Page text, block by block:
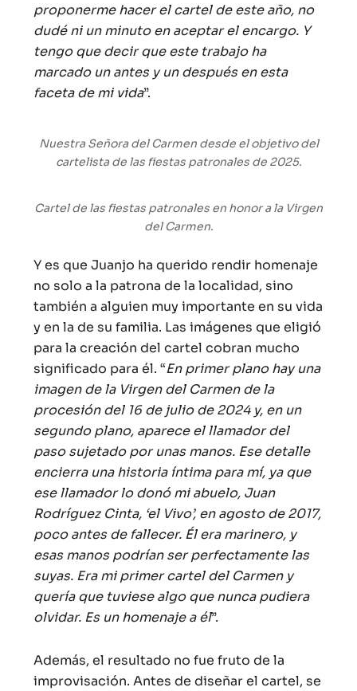
proponerme hacer el cartel de este año, no
dudé ni un minuto en aceptar el encargo. Y
tengo que decir que este trabajo ha
marcado un antes y un después en esta
faceta de mi vida”.
Nuestra Señora del Carmen desde el objetivo del
cartelista de las fiestas patronales de 2025.
Cartel de las fiestas patronales en honor a la Virgen
del Carmen.
Y es que Juanjo ha querido rendir homenaje
no solo a la patrona de la localidad, sino
también a alguien muy importante en su vida
y en la de su familia. Las imágenes que eligió
para la creación del cartel cobran mucho
significado para él. “En primer plano hay una
imagen de la Virgen del Carmen de la
procesión del 16 de julio de 2024 y, en un
segundo plano, aparece el llamador del
paso sujetado por unas manos. Ese detalle
encierra una historia íntima para mí, ya que
ese llamador lo donó mi abuelo, Juan
Rodríguez Cinta, ‘el Vivo’, en agosto de 2017,
poco antes de fallecer. Él era marinero, y
esas manos podrían ser perfectamente las
suyas. Era mi primer cartel del Carmen y
quería que tuviese algo que nunca pudiera
olvidar. Es un homenaje a él”.
Además, el resultado no fue fruto de la
improvisación. Antes de diseñar el cartel, se